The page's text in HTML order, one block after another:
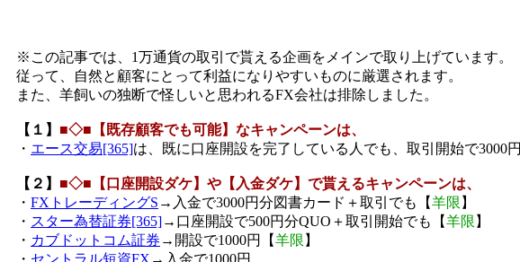
※この記事では、1万通貨の取引で貰える企画をメインで取り上げています。
従って、自然と顧客にとって利益になりやすいものに厳選されます。
また、羊飼いの独断で怪しいと思われるFX会社は排除しました。
【１】 ■◇■【既存顧客でも可能】なキャンペーンは、
・ エース交易[365]は、既に口座開設を完了している人でも、取引開始で3000円
【２】 ■◇■【口座開設ダケ】や【入金ダケ】で貰えるキャンペーンは、
・ FXトレーディングS →入金で3000円分図書カード＋取引でも【羊限 】
・ スター為替証券[365]→口座開設で500円分QUO＋取引開始でも【羊限 】
・ カブドットコム証券 →開設で1000円【羊限 】
・ セントラル短資FX →入金で1000円